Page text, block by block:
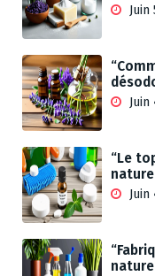
Juin
Juin
“Le
Juin